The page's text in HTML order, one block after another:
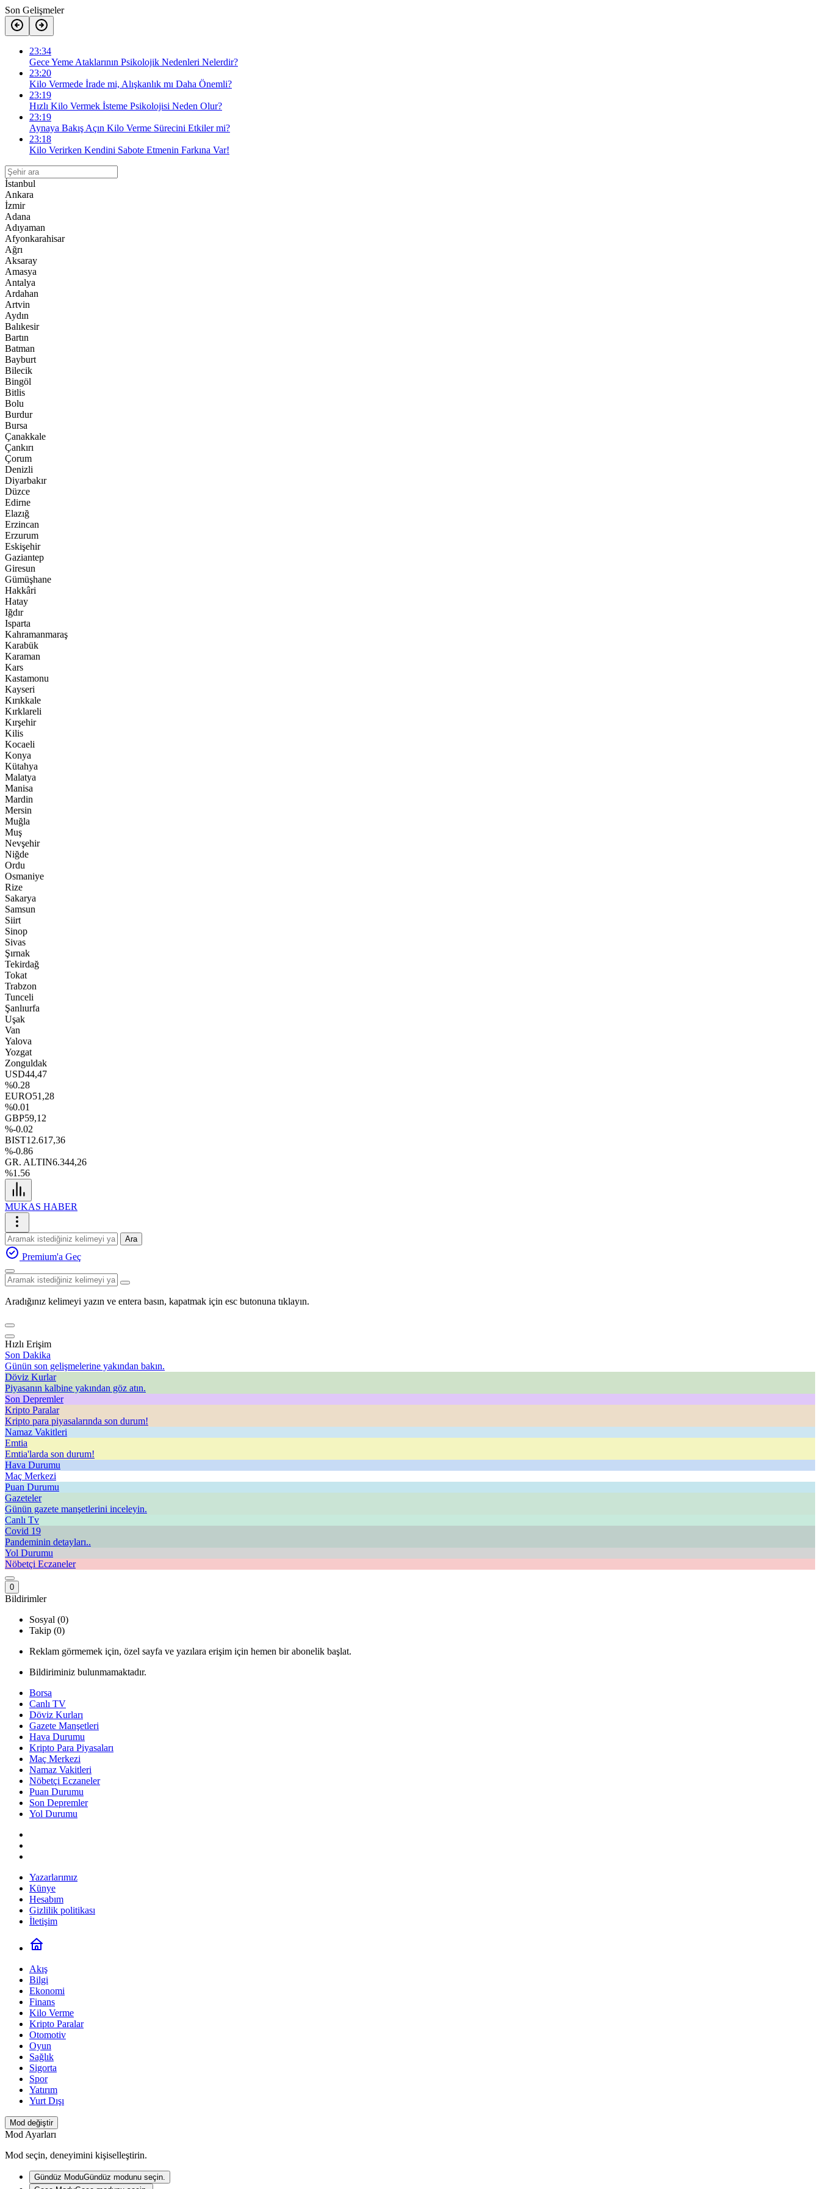
Son Gelişmeler
23:34
Gece Yeme Ataklarının Psikolojik Nedenleri Nelerdir?
23:20
Kilo Vermede İrade mi, Alışkanlık mı Daha Önemli?
23:19
Hızlı Kilo Vermek İsteme Psikolojisi Neden Olur?
23:19
Aynaya Bakış Açın Kilo Verme Sürecini Etkiler mi?
23:18
Kilo Verirken Kendini Sabote Etmenin Farkına Var!
İstanbul
Ankara
İzmir
Adana
Adıyaman
Afyonkarahisar
Ağrı
Aksaray
Amasya
Antalya
Ardahan
Artvin
Aydın
Balıkesir
Bartın
Batman
Bayburt
Bilecik
Bingöl
Bitlis
Bolu
Burdur
Bursa
Çanakkale
Çankırı
Çorum
Denizli
Diyarbakır
Düzce
Edirne
Elazığ
Erzincan
Erzurum
Eskişehir
Gaziantep
Giresun
Gümüşhane
Hakkâri
Hatay
Iğdır
Isparta
Kahramanmaraş
Karabük
Karaman
Kars
Kastamonu
Kayseri
Kırıkkale
Kırklareli
Kırşehir
Kilis
Kocaeli
Konya
Kütahya
Malatya
Manisa
Mardin
Mersin
Muğla
Muş
Nevşehir
Niğde
Ordu
Osmaniye
Rize
Sakarya
Samsun
Siirt
Sinop
Sivas
Şırnak
Tekirdağ
Tokat
Trabzon
Tunceli
Şanlıurfa
Uşak
Van
Yalova
Yozgat
Zonguldak
USD44,47
%0.28
EURO51,28
%0.01
GBP59,12
%-0.02
BIST12.617,36
%-0.86
GR. ALTIN6.344,26
%1.56
MUKAS HABER
Ara
Premium'a Geç
Aradığınız kelimeyi yazın ve entera basın, kapatmak için esc butonuna tıklayın.
Hızlı Erişim
Son Dakika
Günün son gelişmelerine yakından bakın.
Döviz Kurlar
Piyasanın kalbine yakından göz atın.
Son Depremler
Kripto Paralar
Kripto para piyasalarında son durum!
Namaz Vakitleri
Emtia
Emtia'larda son durum!
Hava Durumu
Maç Merkezi
Puan Durumu
Gazeteler
Günün gazete manşetlerini inceleyin.
Canlı Tv
Covid 19
Pandeminin detayları..
Yol Durumu
Nöbetçi Eczaneler
0
Bildirimler
Sosyal (0)
Takip (0)
Reklam görmemek için, özel sayfa ve yazılara erişim için hemen bir abonelik başlat.
Bildiriminiz bulunmamaktadır.
Borsa
Canlı TV
Döviz Kurları
Gazete Manşetleri
Hava Durumu
Kripto Para Piyasaları
Maç Merkezi
Namaz Vakitleri
Nöbetçi Eczaneler
Puan Durumu
Son Depremler
Yol Durumu
Yazarlarımız
Künye
Hesabım
Gizlilik politikası
İletişim
Akış
Bilgi
Ekonomi
Finans
Kilo Verme
Kripto Paralar
Otomotiv
Oyun
Sağlık
Sigorta
Spor
Yatırım
Yurt Dışı
Mod değiştir
Mod Ayarları
Mod seçin, deneyimini kişiselleştirin.
Gündüz ModuGündüz modunu seçin.